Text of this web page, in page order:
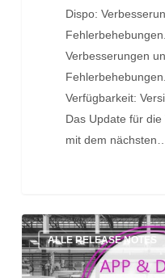
Dispo:
Verbesserungen
Fehlerbehebungen.
Verfügbarkeit:
Das Update für
mit dem nächsten…
Update:
Version
23.0.2
ALLE RELEASE NOTES